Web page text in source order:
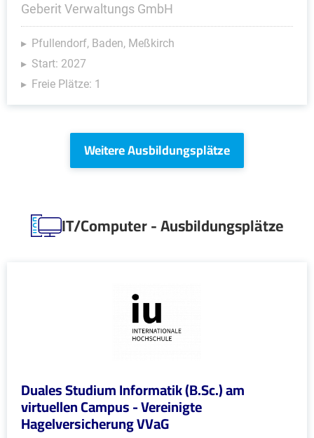
Geberit Verwaltungs GmbH
Pfullendorf, Baden, Meßkirch
Start: 2027
Freie Plätze: 1
Weitere Ausbildungsplätze
IT/Computer - Ausbildungsplätze
Duales Studium Informatik (B.Sc.) am
virtuellen Campus - Vereinigte
Hagelversicherung VVaG